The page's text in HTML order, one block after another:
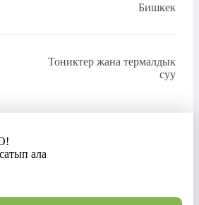
Бишкек
Тониктер жана термалдык
суу
ала